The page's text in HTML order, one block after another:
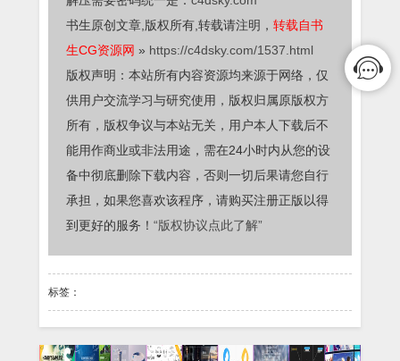
书生原创文章,版权所有,转载请注明， 转载自书
生CG资源网 » https://c4dsky.com/1537.html
版权声明：本站所有内容资源均来源于网络，仅
供用户交流学习与研究使用，版权归属原版权方
所有，版权争议与本站无关，用户本人下载后不
能用作商业或非法用途，需在24小时内从您的设
备中彻底删除下载内容，否则一切后果请您自行
承担，如果您喜欢该程序，请购买注册正版以得
到更好的服务！ “版权协议点此了解”
标签：